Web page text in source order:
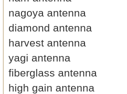
nagoya antenna
diamond antenna
harvest antenna
yagi antenna
fiberglass antenna
high gain antenna